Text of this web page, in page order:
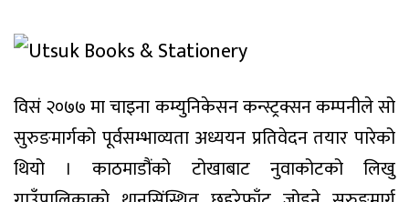
विसं २०७७ मा चाइना कम्युनिकेसन कन्स्ट्रक्सन कम्पनीले सो
सुरुङमार्गको पूर्वसम्भाव्यता अध्ययन प्रतिवेदन तयार पारेको
थियो । काठमाडौंको टोखाबाट नुवाकोटको लिखु